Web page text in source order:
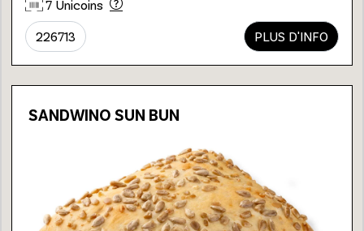
7 Unicoins
226713 PLUS D'INFO
SANDWINO SUN BUN